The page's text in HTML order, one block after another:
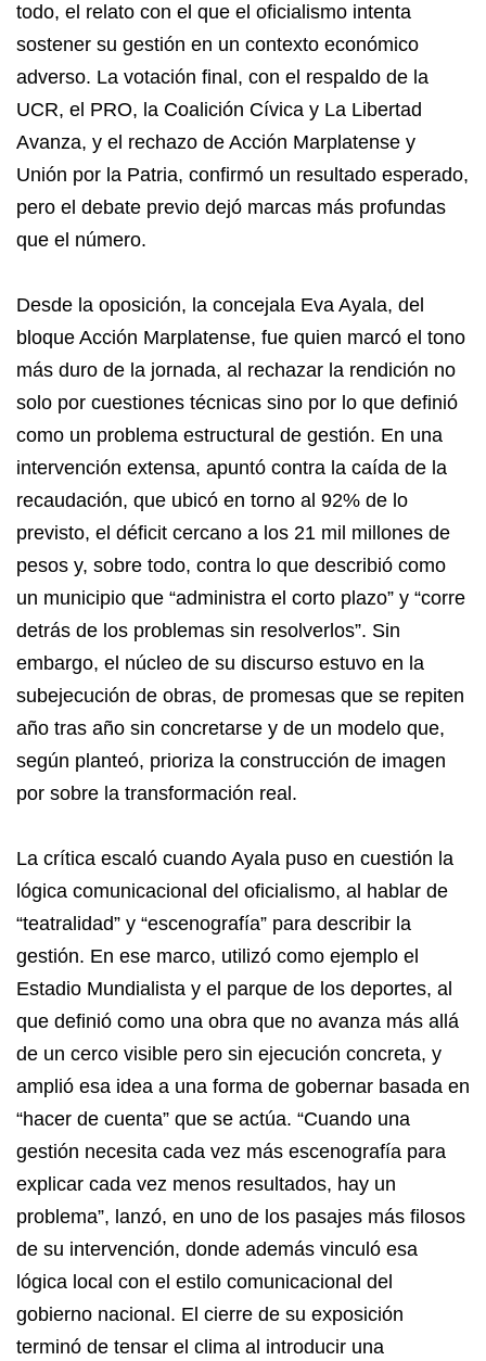
todo, el relato con el que el oficialismo intenta
sostener su gestión en un contexto económico
adverso. La votación final, con el respaldo de la
UCR, el PRO, la Coalición Cívica y La Libertad
Avanza, y el rechazo de Acción Marplatense y
Unión por la Patria, confirmó un resultado esperado,
pero el debate previo dejó marcas más profundas
que el número.
Desde la oposición, la concejala Eva Ayala, del
bloque Acción Marplatense, fue quien marcó el tono
más duro de la jornada, al rechazar la rendición no
solo por cuestiones técnicas sino por lo que definió
como un problema estructural de gestión. En una
intervención extensa, apuntó contra la caída de la
recaudación, que ubicó en torno al 92% de lo
previsto, el déficit cercano a los 21 mil millones de
pesos y, sobre todo, contra lo que describió como
un municipio que “administra el corto plazo” y “corre
detrás de los problemas sin resolverlos”. Sin
embargo, el núcleo de su discurso estuvo en la
subejecución de obras, de promesas que se repiten
año tras año sin concretarse y de un modelo que,
según planteó, prioriza la construcción de imagen
por sobre la transformación real.
La crítica escaló cuando Ayala puso en cuestión la
lógica comunicacional del oficialismo, al hablar de
“teatralidad” y “escenografía” para describir la
gestión. En ese marco, utilizó como ejemplo el
Estadio Mundialista y el parque de los deportes, al
que definió como una obra que no avanza más allá
de un cerco visible pero sin ejecución concreta, y
amplió esa idea a una forma de gobernar basada en
“hacer de cuenta” que se actúa. “Cuando una
gestión necesita cada vez más escenografía para
explicar cada vez menos resultados, hay un
problema”, lanzó, en uno de los pasajes más filosos
de su intervención, donde además vinculó esa
lógica local con el estilo comunicacional del
gobierno nacional. El cierre de su exposición
terminó de tensar el clima al introducir una